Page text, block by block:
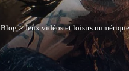
Blog>Jeux vidéos et loisirs